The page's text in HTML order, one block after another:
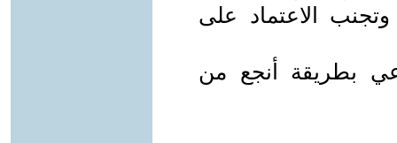
الاعتماد على
بطريقة أنجع من